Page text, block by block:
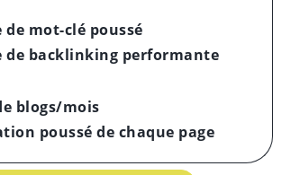
de mot-clé poussé
de backlinking performante
blogs/mois
poussé de chaque page